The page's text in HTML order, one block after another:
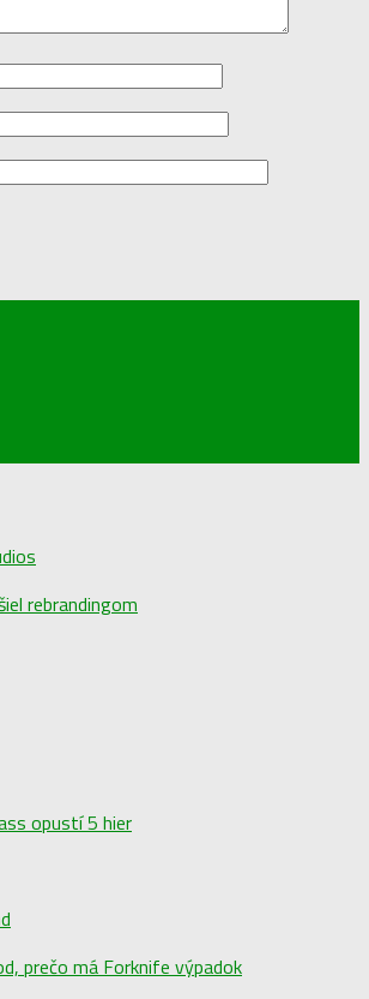
rebrandingom
opustí 5 hier
prečo má Forknife výpadok